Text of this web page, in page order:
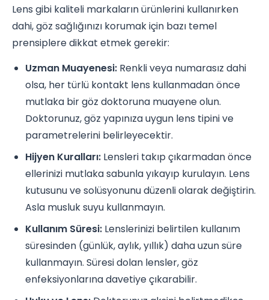
Lens gibi kaliteli markaların ürünlerini kullanırken
dahi, göz sağlığınızı korumak için bazı temel
prensiplere dikkat etmek gerekir:
Uzman Muayenesi: Renkli veya numarasız dahi
olsa, her türlü kontakt lens kullanmadan önce
mutlaka bir göz doktoruna muayene olun.
Doktorunuz, göz yapınıza uygun lens tipini ve
parametrelerini belirleyecektir.
Hijyen Kuralları: Lensleri takıp çıkarmadan önce
ellerinizi mutlaka sabunla yıkayıp kurulayın. Lens
kutusunu ve solüsyonunu düzenli olarak değiştirin.
Asla musluk suyu kullanmayın.
Kullanım Süresi: Lenslerinizi belirtilen kullanım
süresinden (günlük, aylık, yıllık) daha uzun süre
kullanmayın. Süresi dolan lensler, göz
enfeksiyonlarına davetiye çıkarabilir.